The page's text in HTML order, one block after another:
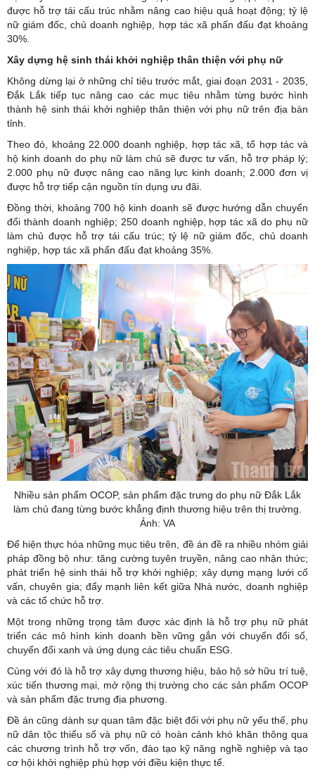
được hỗ trợ tái cấu trúc nhằm nâng cao hiệu quả hoạt động; tỷ lệ
nữ giám đốc, chủ doanh nghiệp, hợp tác xã phấn đấu đạt khoảng
30%.
Xây dựng hệ sinh thái khởi nghiệp thân thiện với phụ nữ
Không dừng lại ở những chỉ tiêu trước mắt, giai đoạn 2031 - 2035,
Đắk Lắk tiếp tục nâng cao các mục tiêu nhằm từng bước hình
thành hệ sinh thái khởi nghiệp thân thiện với phụ nữ trên địa bàn
tỉnh.
Theo đó, khoảng 22.000 doanh nghiệp, hợp tác xã, tổ hợp tác và
hộ kinh doanh do phụ nữ làm chủ sẽ được tư vấn, hỗ trợ pháp lý;
2.000 phụ nữ được nâng cao năng lực kinh doanh; 2.000 đơn vị
được hỗ trợ tiếp cận nguồn tín dụng ưu đãi.
Đồng thời, khoảng 700 hộ kinh doanh sẽ được hướng dẫn chuyển
đổi thành doanh nghiệp; 250 doanh nghiệp, hợp tác xã do phụ nữ
làm chủ được hỗ trợ tái cấu trúc; tỷ lệ nữ giám đốc, chủ doanh
nghiệp, hợp tác xã phấn đấu đạt khoảng 35%.
Nhiều sản phẩm OCOP, sản phẩm đặc trưng do phụ nữ Đắk Lắk
làm chủ đang từng bước khẳng định thương hiệu trên thị trường.
Ảnh: VA
Để hiện thực hóa những mục tiêu trên, đề án đề ra nhiều nhóm giải
pháp đồng bộ như: tăng cường tuyên truyền, nâng cao nhận thức;
phát triển hệ sinh thái hỗ trợ khởi nghiệp; xây dựng mạng lưới cố
vấn, chuyên gia; đẩy mạnh liên kết giữa Nhà nước, doanh nghiệp
và các tổ chức hỗ trợ.
Một trong những trọng tâm được xác định là hỗ trợ phụ nữ phát
triển các mô hình kinh doanh bền vững gắn với chuyển đổi số,
chuyển đổi xanh và ứng dụng các tiêu chuẩn ESG.
Cùng với đó là hỗ trợ xây dựng thương hiệu, bảo hộ sở hữu trí tuệ,
xúc tiến thương mại, mở rộng thị trường cho các sản phẩm OCOP
và sản phẩm đặc trưng địa phương.
Đề án cũng dành sự quan tâm đặc biệt đối với phụ nữ yếu thế, phụ
nữ dân tộc thiểu số và phụ nữ có hoàn cảnh khó khăn thông qua
các chương trình hỗ trợ vốn, đào tạo kỹ năng nghề nghiệp và tạo
cơ hội khởi nghiệp phù hợp với điều kiện thực tế.